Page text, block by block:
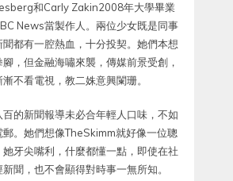
和Carly Zakin2008年大學畢業
News當製作人。兩位少女既是同事
都有一腔熱血，十分投契。她們本想
，但金融海嘯來襲，傳媒前景受創，
不看電視，教二姝意興闌珊。
的新聞報導未必合年輕人口味，不如
。她們想像TheSkimm就好像一位聰
牙尖嘴利，什麼都懂一點，即使在社
聞，也不會顯得對時事一無所知。